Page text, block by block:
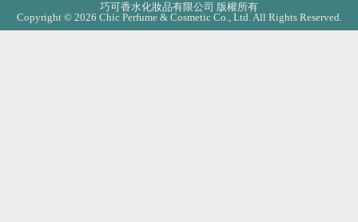
巧可香水化妝品有限公司 版權所有
Copyright © 2026 Chic Perfume & Cosmetic Co., Ltd. All Rights Reserved.